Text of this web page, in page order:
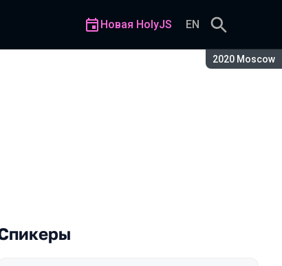
Сезон:
2020 Moscow
Новая HolyJS EN